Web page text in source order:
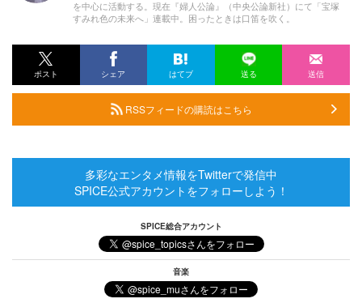
を中心に活動する。現在『婦人公論』（中央公論新社）にて「宝塚
すみれ色の未来へ」連載中。困ったときは口笛を吹く。
ポスト シェア はてブ 送る 送信
RSSフィードの購読はこちら
多彩なエンタメ情報をTwitterで発信中
SPICE公式アカウントをフォローしよう！
SPICE総合アカウント
音楽